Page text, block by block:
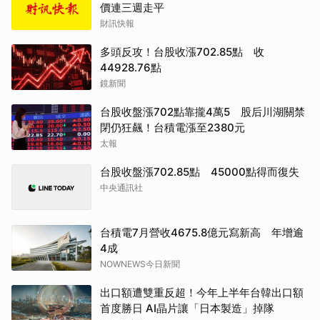
價連三週走平
財訊快報
多頭反攻！台股收漲702.85點 收
44928.76點
鏡新聞
台股收盤漲702點靠攏4萬5 股后川湖關禁
閉仍狂飆！台積電漲至2380元
太報
台股收盤漲702.85點 45000點得而復失
中央通訊社
台積電7月營收4675.8億元寫新高 年增逾
4成
NOWNEWS今日新聞
出口額遭雙重反超！今年上半年台韓出口額
首度勝日 AI晶片讓「日本製造」掉隊